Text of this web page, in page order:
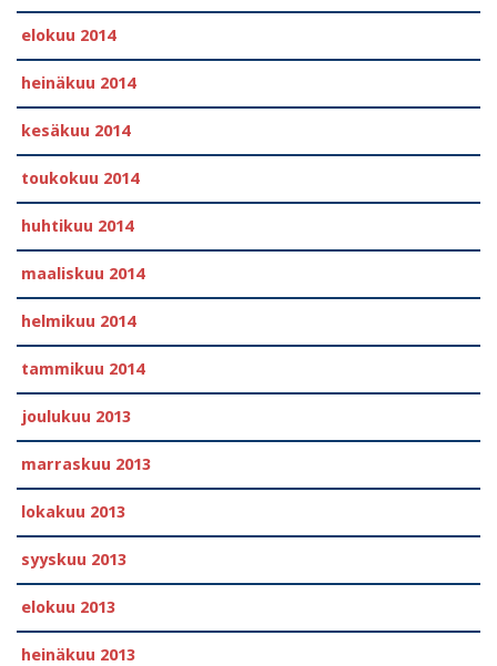
elokuu 2014
heinäkuu 2014
kesäkuu 2014
toukokuu 2014
huhtikuu 2014
maaliskuu 2014
helmikuu 2014
tammikuu 2014
joulukuu 2013
marraskuu 2013
lokakuu 2013
syyskuu 2013
elokuu 2013
heinäkuu 2013